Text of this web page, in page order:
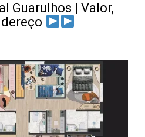
Guarulhos | Valor,